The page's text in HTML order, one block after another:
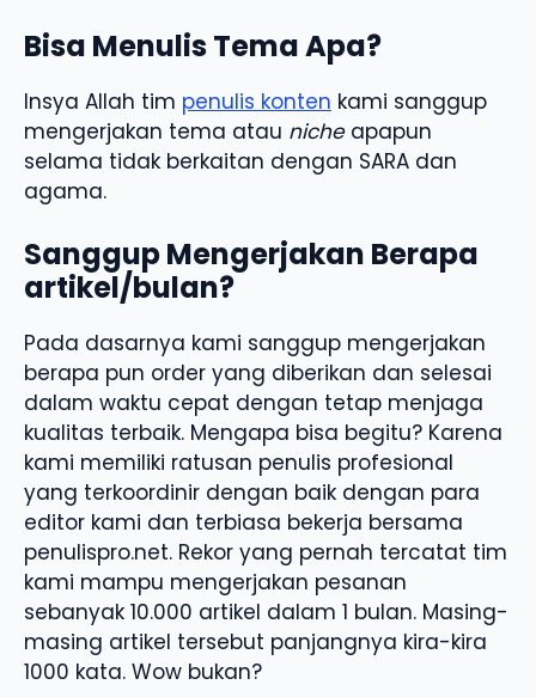
Bisa Menulis Tema Apa?
Insya Allah tim penulis konten kami sanggup
mengerjakan tema atau nicheapapun
selama tidak berkaitan dengan SARA dan
agama.
Sanggup Mengerjakan Berapa
artikel/bulan?
Pada dasarnya kami sanggup mengerjakan
berapa pun order yang diberikan dan selesai
dalam waktu cepat dengan tetap menjaga
kualitas terbaik. Mengapa bisa begitu? Karena
kami memiliki ratusan penulis profesional
yang terkoordinir dengan baik dengan para
editor kami dan terbiasa bekerja bersama
penulispro.net. Rekor yang pernah tercatat tim
kami mampu mengerjakan pesanan
sebanyak 10.000 artikel dalam 1 bulan. Masing-
masing artikel tersebut panjangnya kira-kira
1000 kata. Wow bukan?